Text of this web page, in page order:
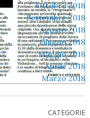
Ottobre 2018
Settembre 2018
Agosto 2018
Giugno 2018
Maggio 2018
Aprile 2018
Marzo 2018
CATEGORIE